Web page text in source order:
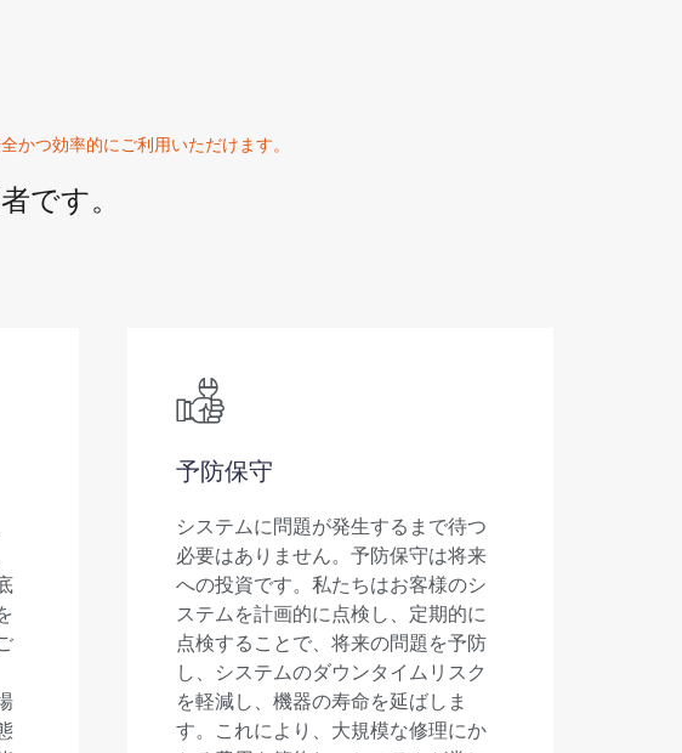
つ効率的にご利用いただけます。
です。
予防保守
システムに問題が発生するまで待つ
必要はありません。予防保守は将来
への投資です。私たちはお客様のシ
ステムを計画的に点検し、定期的に
点検することで、将来の問題を予防
し、システムのダウンタイムリスク
を軽減し、機器の寿命を延ばしま
す。これにより、大規模な修理にか